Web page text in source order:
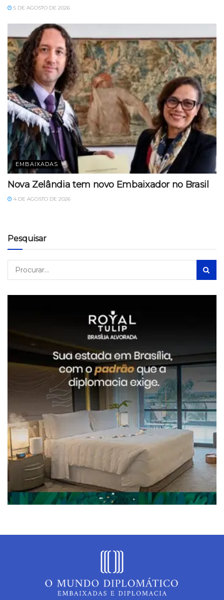
5 DE AGOSTO DE 2026
EMBAIXADAS
Nova Zelândia tem novo Embaixador no Brasil
4 DE AGOSTO DE 2026
Pesquisar